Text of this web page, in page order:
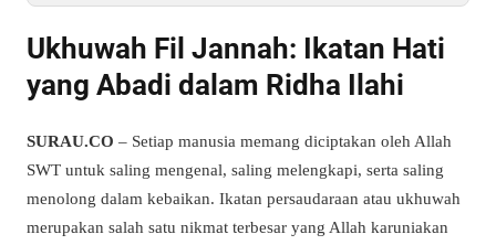
Ukhuwah Fil Jannah: Ikatan Hati
yang Abadi dalam Ridha Ilahi
SURAU.CO – Setiap manusia memang diciptakan oleh Allah
SWT untuk saling mengenal, saling melengkapi, serta saling
menolong dalam kebaikan. Ikatan persaudaraan atau ukhuwah
merupakan salah satu nikmat terbesar yang Allah karuniakan